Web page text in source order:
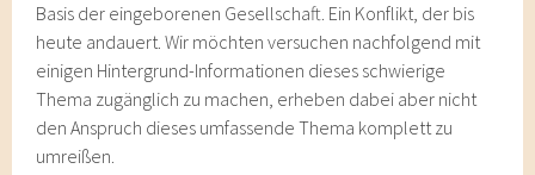
Basis der eingeborenen Gesellschaft. Ein Konflikt, der bis
heute andauert. Wir möchten versuchen nachfolgend mit
einigen Hintergrund-Informationen dieses schwierige
Thema zugänglich zu machen, erheben dabei aber nicht
den Anspruch dieses umfassende Thema komplett zu
umreißen.